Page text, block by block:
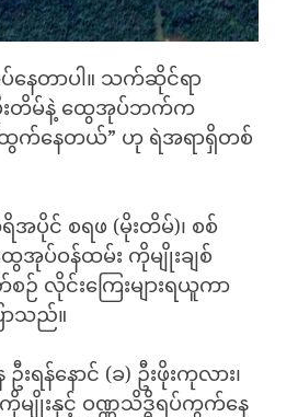
နေတာပါ။ သက်ဆိုင်ရာ
မိုးတိမ်နဲ့ ထွေအုပ်ဘက်က
က်နေတယ်” ဟု ရဲအရာရှိတစ်
အပိုင် စရဖ (မိုးတိမ်)၊ စစ်
ေအုပ်ဝန်ထမ်း ကိုမျိုးချစ်
လိုင်းကြေးများရယူကာ
ာသည်။
န်နောင် (ခ) ဦးဖိုးကုလား၊
းကိုမျိုးနှင့် ဝဏ္ဏသိဒ္ဓိရပ်ကွက်နေ